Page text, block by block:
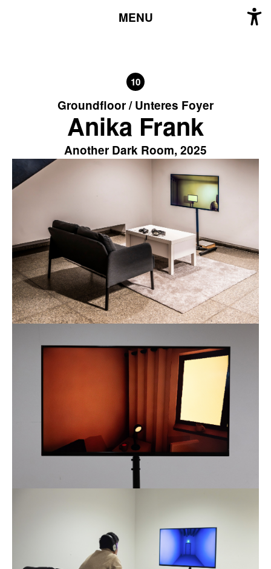
MENU
10
Groundfloor / Unteres Foyer
Anika Frank
Another Dark Room, 2025